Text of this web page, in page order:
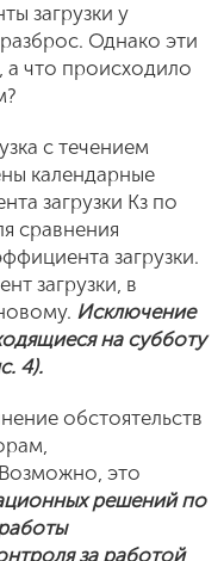
загрузки у
Однако эти
а что происходило
с течением
календарные
загрузки Кз по
сравнения
загрузки.
загрузки, в
Исключение
на субботу
4).
обстоятельств
это
решений по
за работой